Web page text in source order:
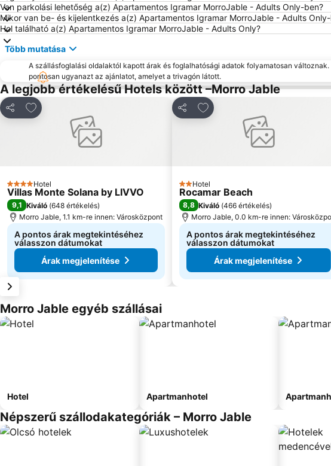
Van parkolási lehetőség a(z) Apartamentos Igramar MorroJable - Adults Only-ben?
Mikor van be- és kijelentkezés a(z) Apartamentos Igramar MorroJable - Adults
Hol található a(z) Apartamentos Igramar MorroJable - Adults Only?
Több mutatása
A szállásfoglalási oldalaktól kapott árak és foglalhatósági adatok folyamatosan
pontosan ugyanazt az ajánlatot, amelyet a trivagón látott.
A legjobb értékelésű Hotels között –Morro Jable
Megosztás
Hozzáadás a kedvencekhez
4 Kategória
Hotel
Villas Monte Solana by LIVVO
9,1 Kiváló (648 értékelés)
Morro Jable, 1.1 km-re innen: Városközpont
A pontos árak megtekintéséhez
válasszon dátumokat
Árak megjelenítése
Megosztás
Hozzáadás a kedvencekhez
2 Kategória
Hotel
Rocamar Beach
8,8 Kiváló (466 értékelés)
Morro Jable, 0.0 km-re innen:
A pontos árak megtekintéséhez
válasszon dátumokat
Árak megjelenítése
Morro Jable egyéb szállásai
Hotel Apartmanhotel
Népszerű szállodakategóriák – Morro Jable